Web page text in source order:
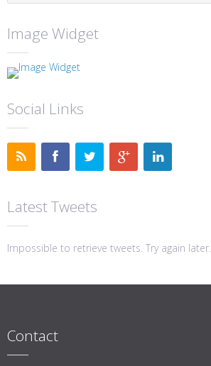
Image Widget
Social Links
Latest Tweets
Impossible to retrieve tweets. Try again later.
Contact